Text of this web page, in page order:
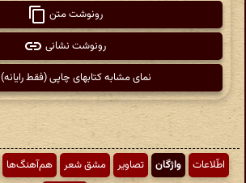
رونوشت متن
رونوشت نشانی
نمای مشابه کتابهای چاپی (فقط رایانه)
اطّلاعات واژگان تصاویر مشق شعر هم‌آهنگ‌ها